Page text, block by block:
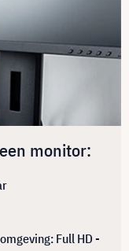
monitor:
Full HD -